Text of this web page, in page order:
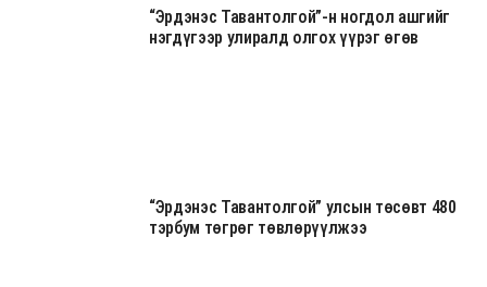
“Эрдэнэс Тавантолгой”-н ногдол ашгийг
нэгдүгээр улиралд олгох үүрэг өгөв
“Эрдэнэс Тавантолгой” улсын төсөвт 480
тэрбум төгрөг төвлөрүүлжээ